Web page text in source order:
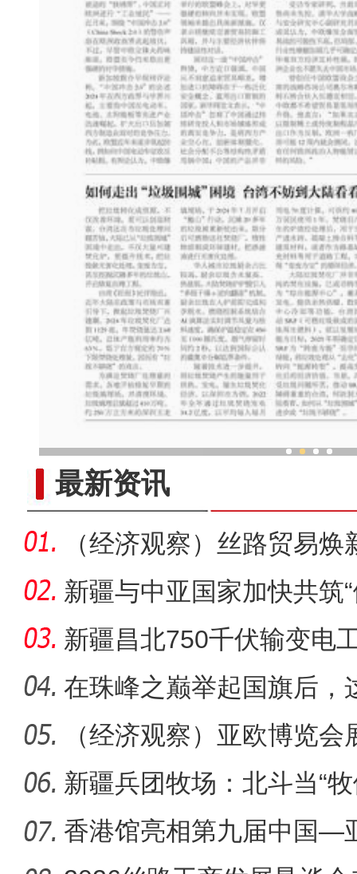
最新资讯
（经济观察）丝路贸易
显“科技范
新疆与中亚国家加快共筑
新疆昌北750千伏输变电
能源开
在珠峰之巅举起国旗后，
想“集齐”
（经济观察）亚欧博览
的中国
新疆兵团牧场：北斗当“
实
香港馆亮相第九届中国—